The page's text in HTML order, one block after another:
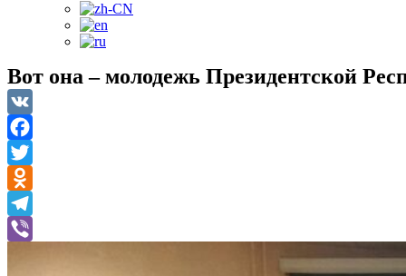
Вот она – молодежь Президентской
VK
Facebook
Twitter
Odnoklassniki
Telegram